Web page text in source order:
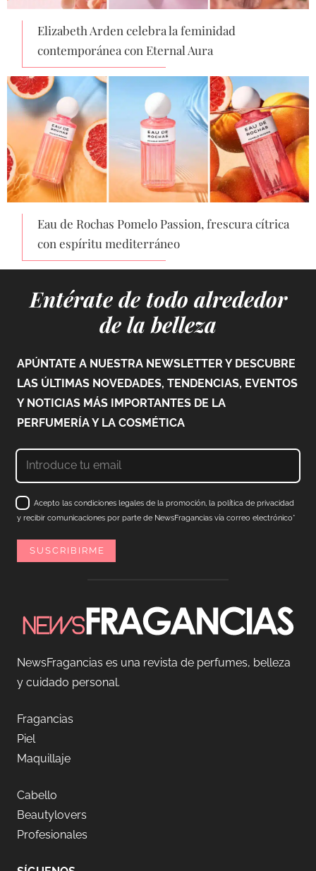
Elizabeth Arden celebra la feminidad
contemporánea con Eternal Aura
Eau de Rochas Pomelo Passion, frescura cítrica
con espíritu mediterráneo
Entérate de todo alrededor
de la belleza
APÚNTATE A NUESTRA NEWSLETTER Y DESCUBRE
LAS ÚLTIMAS NOVEDADES, TENDENCIAS, EVENTOS
Y NOTICIAS MÁS IMPORTANTES DE LA
PERFUMERÍA Y LA COSMÉTICA
Acepto las condiciones legales de la promoción, la política de privacidad
y recibir comunicaciones por parte de NewsFragancias vía correo electrónico*
NewsFragancias es una revista de perfumes, belleza
y cuidado personal.
Fragancias
Piel
Maquillaje
Cabello
Beautylovers
Profesionales